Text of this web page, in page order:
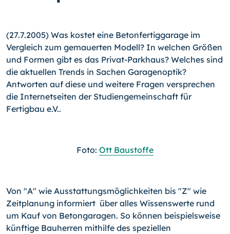
(27.7.2005) Was kostet eine Betonfertiggarage im
Vergleich zum gemauerten Modell? In welchen Größen
und Formen gibt es das Privat-Parkhaus? Welches sind
die aktuellen Trends in Sachen Garagenoptik?
Antworten auf diese und weitere Fragen versprechen
die Internetseiten der Studiengemeinschaft für
Fertigbau e.V..
Foto: Ott Baustoffe
Von "A" wie Ausstattungsmöglichkeiten bis "Z" wie
Zeitplanung informiert über alles Wissenswerte rund
um Kauf von Betongaragen. So können beispielsweise
künftige Bauherren mithilfe des speziellen